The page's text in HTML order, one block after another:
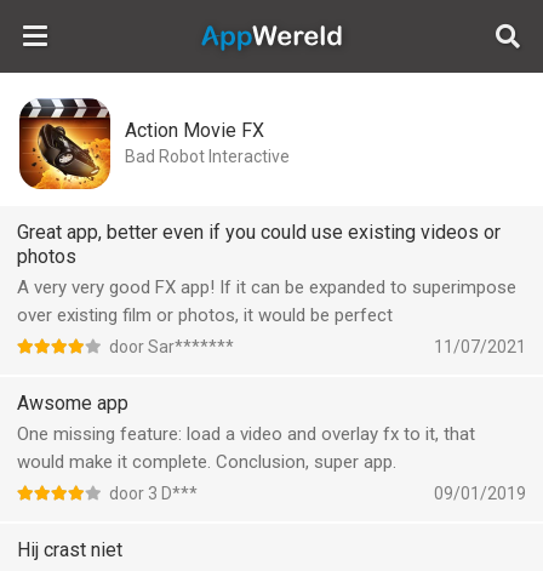
AppWereld
Action Movie FX
Bad Robot Interactive
Great app, better even if you could use existing videos or
photos
A very very good FX app! If it can be expanded to superimpose
over existing film or photos, it would be perfect
door Sar******* 11/07/2021
Awsome app
One missing feature: load a video and overlay fx to it, that
would make it complete. Conclusion, super app.
door 3 D*** 09/01/2019
Hij crast niet